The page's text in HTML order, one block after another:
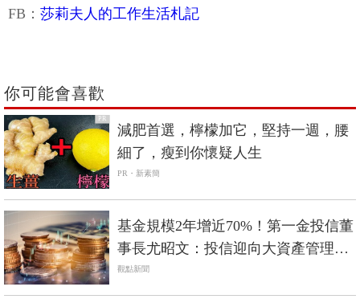
FB： 莎莉夫人的工作生活札記
你可能會喜歡
PR
減肥首選，檸檬加它，堅持一週，腰
細了，瘦到你懷疑人生
PR・新素簡
基金規模2年增近70%！第一金投信董
事長尤昭文：投信迎向大資產管理時
代
觀點新聞